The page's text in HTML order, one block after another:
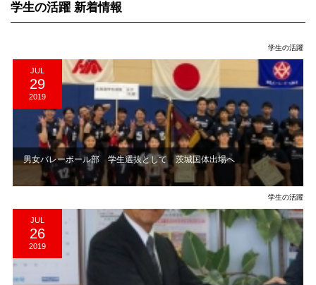
学生の活躍 新着情報
学生の活躍
JUL
29
2019
男女バレーボール部 学生選抜として 茨城国体出場へ
学生の活躍
JUL
26
2019